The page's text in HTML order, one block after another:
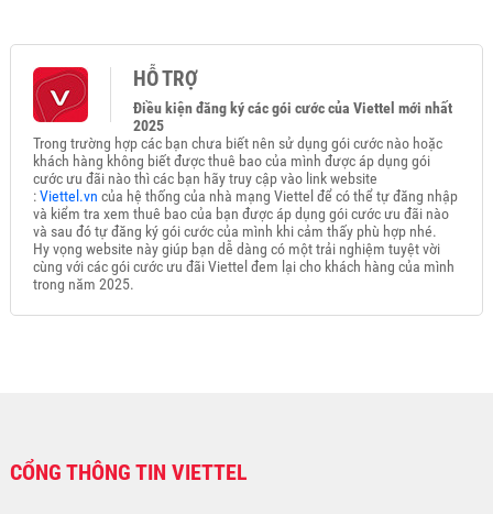
HỖ TRỢ
Điều kiện đăng ký các gói cước của Viettel mới nhất
2025
Trong trường hợp các bạn chưa biết nên sử dụng gói cước nào hoặc
khách hàng không biết được thuê bao của mình được áp dụng gói
cước ưu đãi nào thì các bạn hãy truy cập vào link website
:Viettel.vn của hệ thống của nhà mạng Viettel để có thể tự đăng nhập
và kiểm tra xem thuê bao của bạn được áp dụng gói cước ưu đãi nào
và sau đó tự đăng ký gói cước của mình khi cảm thấy phù hợp nhé.
Hy vọng website này giúp bạn dễ dàng có một trải nghiệm tuyệt vời
cùng với các gói cước ưu đãi Viettel đem lại cho khách hàng của mình
trong năm 2025.
CỔNG THÔNG TIN VIETTEL